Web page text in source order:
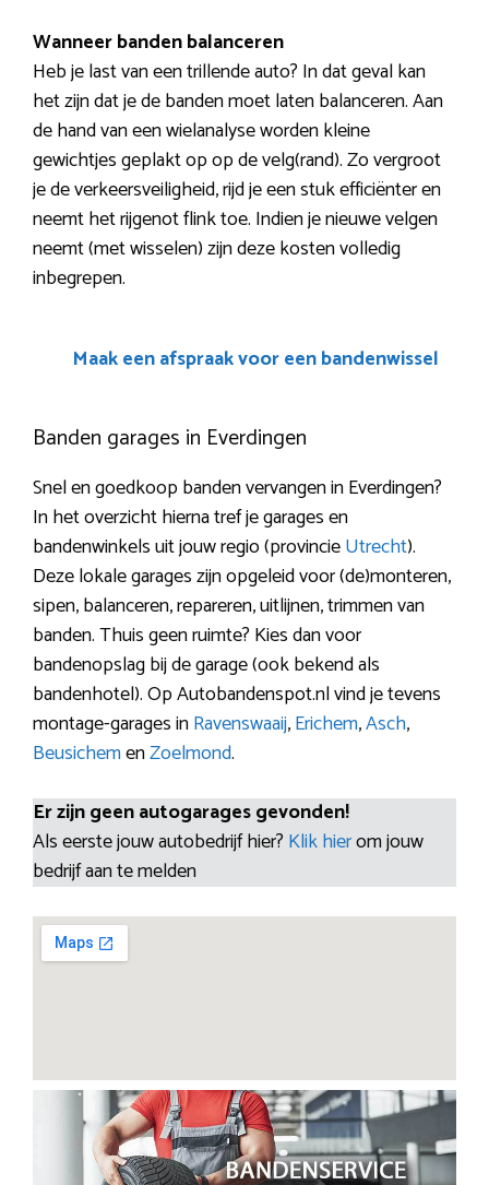
Wanneer banden balanceren
Heb je last van een trillende auto? In dat geval kan
het zijn dat je de banden moet laten balanceren. Aan
de hand van een wielanalyse worden kleine
gewichtjes geplakt op op de velg(rand). Zo vergroot
je de verkeersveiligheid, rijd je een stuk efficiënter en
neemt het rijgenot flink toe. Indien je nieuwe velgen
neemt (met wisselen) zijn deze kosten volledig
inbegrepen.
Maak een afspraak voor een bandenwissel
Banden garages in Everdingen
Snel en goedkoop banden vervangen in Everdingen?
In het overzicht hierna tref je garages en
bandenwinkels uit jouw regio (provincieUtrecht).
Deze lokale garages zijn opgeleid voor (de)monteren,
sipen, balanceren, repareren, uitlijnen, trimmen van
banden. Thuis geen ruimte? Kies dan voor
bandenopslag bij de garage (ook bekend als
bandenhotel). Op Autobandenspot.nl vind je tevens
montage-garages inRavenswaaij,Erichem,Asch,
BeusichemenZoelmond.
Er zijn geen autogarages gevonden!
Als eerste jouw autobedrijf hier? Klik hierom jouw
bedrijf aan te melden